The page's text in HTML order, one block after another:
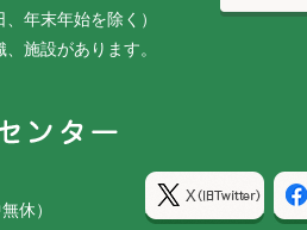
年末年始を除く）
施設があります。
休）